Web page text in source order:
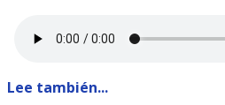
Lee también...